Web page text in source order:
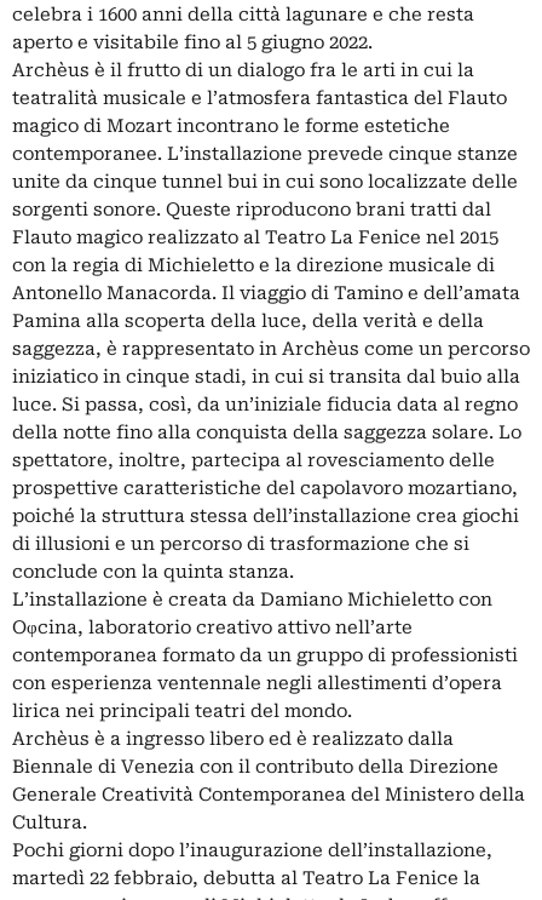
celebra i 1600 anni della città lagunare e che resta
aperto e visitabile fino al 5 giugno 2022.
Archèus è il frutto di un dialogo fra le arti in cui la
teatralità musicale e l’atmosfera fantastica del Flauto
magico di Mozart incontrano le forme estetiche
contemporanee. L’installazione prevede cinque stanze
unite da cinque tunnel bui in cui sono localizzate delle
sorgenti sonore. Queste riproducono brani tratti dal
Flauto magico realizzato al Teatro La Fenice nel 2015
con la regia di Michieletto e la direzione musicale di
Antonello Manacorda. Il viaggio di Tamino e dell’amata
Pamina alla scoperta della luce, della verità e della
saggezza, è rappresentato in Archèus come un percorso
iniziatico in cinque stadi, in cui si transita dal buio alla
luce. Si passa, così, da un’iniziale fiducia data al regno
della notte fino alla conquista della saggezza solare. Lo
spettatore, inoltre, partecipa al rovesciamento delle
prospettive caratteristiche del capolavoro mozartiano,
poiché la struttura stessa dell’installazione crea giochi
di illusioni e un percorso di trasformazione che si
conclude con la quinta stanza.
L’installazione è creata da Damiano Michieletto con
Oφcina, laboratorio creativo attivo nell’arte
contemporanea formato da un gruppo di professionisti
con esperienza ventennale negli allestimenti d’opera
lirica nei principali teatri del mondo.
Archèus è a ingresso libero ed è realizzato dalla
Biennale di Venezia con il contributo della Direzione
Generale Creatività Contemporanea del Ministero della
Cultura.
Pochi giorni dopo l’inaugurazione dell’installazione,
martedì 22 febbraio, debutta al Teatro La Fenice la